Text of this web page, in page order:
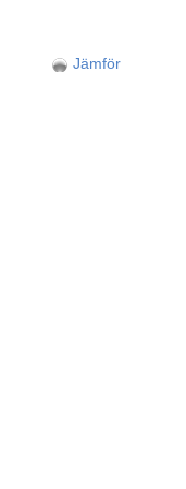
Jämför